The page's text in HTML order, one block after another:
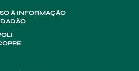
À INFORMAÇÃO